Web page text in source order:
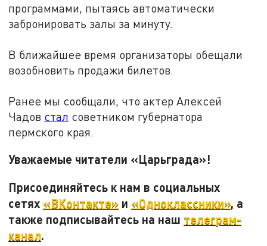
программами, пытаясь автоматически
забронировать залы за минуту.
В ближайшее время организаторы обещали
возобновить продажи билетов.
Ранее мы сообщали, что актер Алексей
Чадов стал советником губернатора
пермского края.
Уважаемые читатели «Царьграда»!
Присоединяйтесь к нам в социальных
сетях «ВКонтакте» и «Одноклассники», а
также подписывайтесь на наш телеграм-
канал.